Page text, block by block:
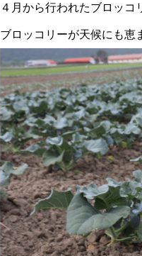
４月から行われたブロッ
ブロッコリーが天候にも恵